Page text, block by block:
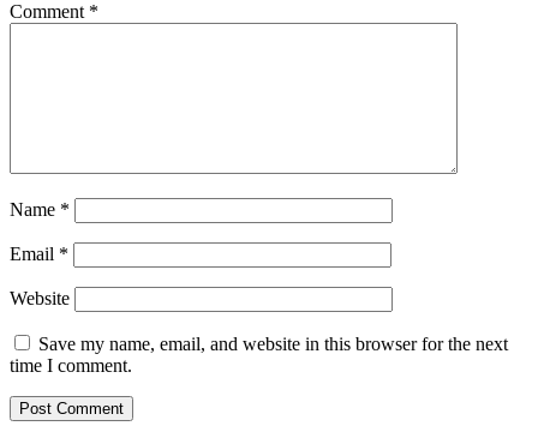
Comment *
Name *
Email *
Website
Save my name, email, and website in this browser for the next
time I comment.